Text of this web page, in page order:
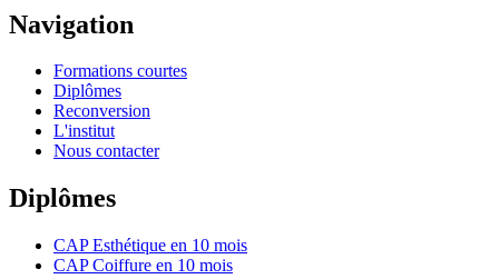
Navigation
Formations courtes
Diplômes
Reconversion
L'institut
Nous contacter
Diplômes
CAP Esthétique en 10 mois
CAP Coiffure en 10 mois